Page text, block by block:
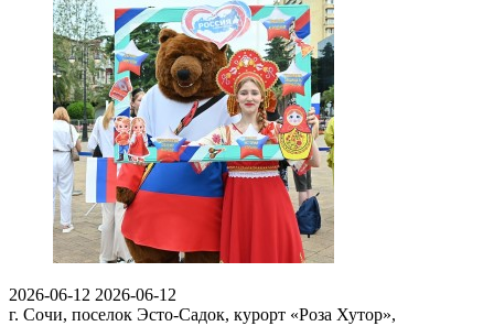
2026-06-12 2026-06-12
г. Сочи, поселок Эсто-Садок, курорт «Роза Хутор»,